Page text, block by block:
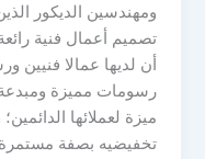
ومهندسين الديكور
تصميم أعمال فنية
أن لديها عمالا فنيين
رسومات مميزة ومبدعة
ميزة لعملائها
تخفيضيه بصفة مستمرة